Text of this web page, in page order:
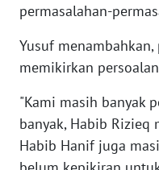
permasalahan-
Yusuf
memikirkan
"Kami masih banyak
banyak, Habib Rizieq
Habib Hanif juga
JABAR
BANTEN
WN
NTT